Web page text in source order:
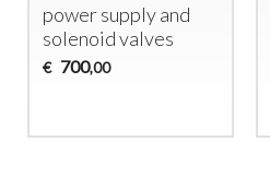
power supply and
solenoid valves
€ 700,00